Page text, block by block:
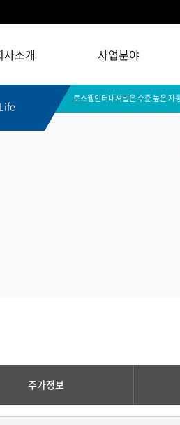
사소개 사업분야
로스웰인터내셔널은 수준 높은 자
주가정보